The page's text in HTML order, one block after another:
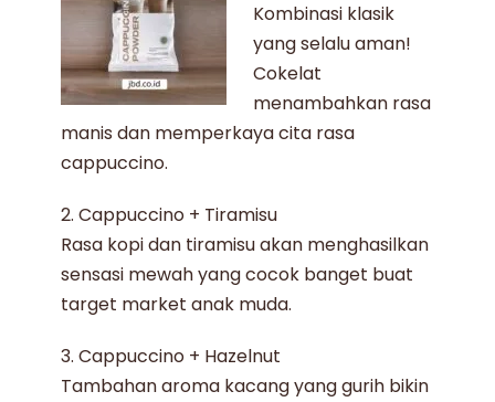
Kombinasi klasik
yang selalu aman!
Cokelat
menambahkan rasa
manis dan memperkaya cita rasa
cappuccino.
2. Cappuccino + Tiramisu
Rasa kopi dan tiramisu akan menghasilkan
sensasi mewah yang cocok banget buat
target market anak muda.
3. Cappuccino + Hazelnut
Tambahan aroma kacang yang gurih bikin